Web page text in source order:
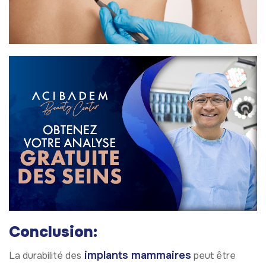
Conclusion:
La durabilité des implants mammaires peut être